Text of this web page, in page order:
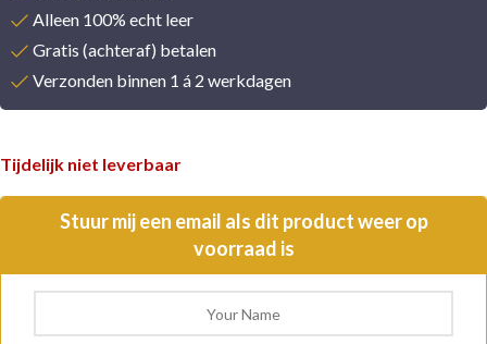
Alleen 100% echt leer
Gratis (achteraf) betalen
Verzonden binnen 1 á 2 werkdagen
Tijdelijk niet leverbaar
Stuur mij een email als dit product weer op
voorraad is